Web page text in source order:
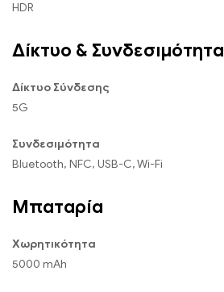
HDR
Δίκτυο & Συνδεσιμότητα
Δίκτυο Σύνδεσης
5G
Συνδεσιμότητα
Bluetooth, NFC, USB-C, Wi-Fi
Μπαταρία
Χωρητικότητα
5000 mAh